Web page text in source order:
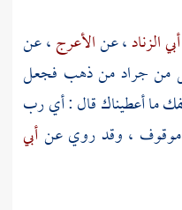
أبي الزناد، عنالأعرج، عن
من جراد من ذهب فجعل
ما أعطيناك قال : أي رب
، وقد روي عنأبي